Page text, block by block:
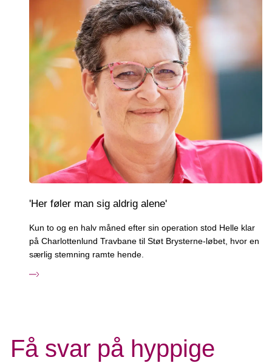
'Her føler man sig aldrig alene'
Kun to og en halv måned efter sin operation stod Helle klar
på Charlottenlund Travbane til Støt Brysterne-løbet, hvor en
særlig stemning ramte hende.
Få svar på hyppige